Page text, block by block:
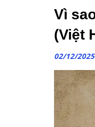
Vì
(Việt
02/12/2025